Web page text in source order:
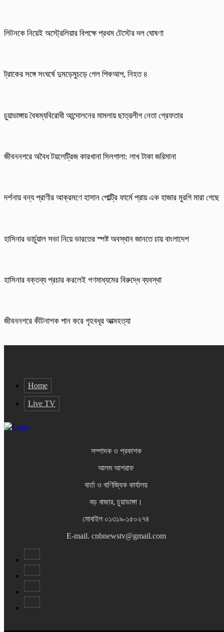
লিটনকে নিয়েই অস্ট্রেলিয়ার বিপক্ষে প্রথম টেস্টের দল ঘোষণা
ট্রাকের সঙ্গে সংঘর্ষে দুমড়েমুচড়ে গেল পিকআপ, নিহত ৪
চুয়াডাঙ্গায় বৈষম্যবিরোধী আন্দোলনের মামলায় ছাত্রলীগ নেতা গ্রেফতার
জীবননগরে অবৈধ টয়লেট্রিজ কারখানা সিলগালা: লাখ টাকা জরিমানা
দর্শনায় বন্য প্রাণীর আক্রমণে হাসান পোল্ট্রি ফার্মে প্রায় এক হাজার মুরগি মারা গেছে
হাসিনার ভার্চুয়াল সভা নিয়ে ভারতের স্পষ্ট অবস্থান জানতে চায় বাংলাদেশ
হাসিনার বক্তব্য প্রচার করলেই গণমাধ্যমের বিরুদ্ধে ব্যবস্থা
জীবননগরে কীটনাশক পান করে গৃহবধূর আত্মহত্যা
Home
Live TV
সম্পাদক ও প্রকাশক
আলম আশরাফ
বার্তা ও বাণিজ্যিক কার্যালয়
বড় বাজার, চুয়াডাঙ্গা।
মোবাইল ০১৩১৯-১৫০২৭৪
E-mail. cnbnewstv@gmail.com